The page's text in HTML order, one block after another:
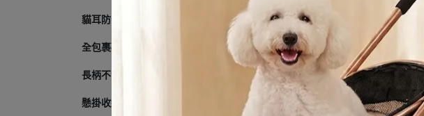
貓耳防滑手柄 ：手柄頂端帶有微翹的可愛造型（類似貓耳或小尾巴），不僅視
全包裹矽膠材質 ：一體成型設計，沒有縫隙容易藏污納垢，且矽膠材質柔軟，
長柄不沾手 ：16cm 的加長設計，即使是深罐頭也能輕鬆伸到底部，不用擔心手
懸掛收納孔 ：手柄尾端備有小孔，洗完後可以直接掛起來晾乾，不佔空間又衛